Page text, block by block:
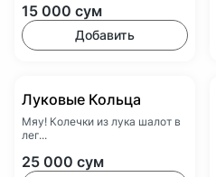
15 000 сум
Добавить
Луковые Кольца
Мяу! Колечки из лука шалот в
лег...
25 000 сум